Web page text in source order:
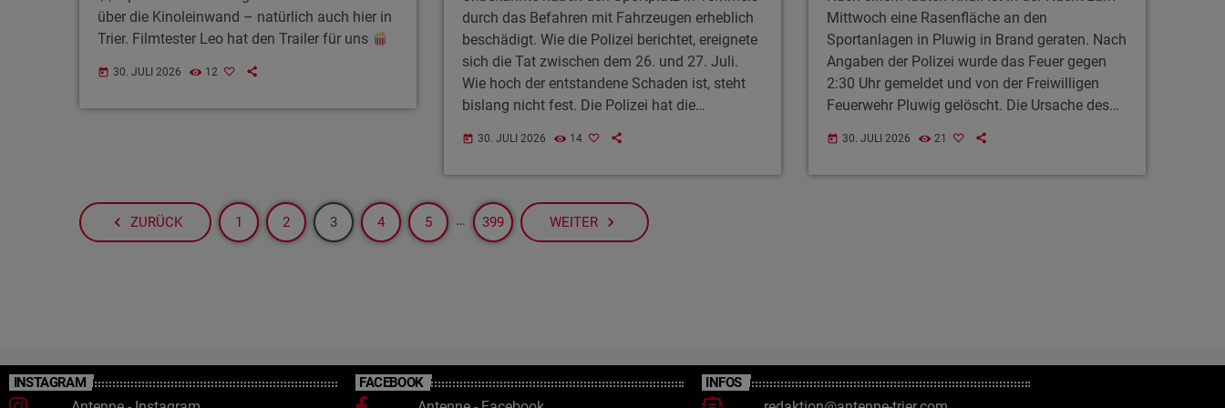
über die Kinoleinwand – natürlich auch hier in
Trier. Filmtester Leo hat den Trailer für uns
today 30. JULI 2026 12
durch das Befahren mit Fahrzeugen erheblich
beschädigt. Wie die Polizei berichtet, ereignete
sich die Tat zwischen dem 26. und 27. Juli.
Wie hoch der entstandene Schaden ist, steht
bislang nicht fest. Die Polizei hat die
gebeten sich zu melden.
today 30. JULI 2026 14
Mittwoch eine Rasenfläche an den
Sportanlagen in Pluwig in Brand geraten. Nach
Angaben der Polizei wurde das Feuer gegen
2:30 Uhr gemeldet und von der Freiwilligen
Feuerwehr Pluwig gelöscht. Die Ursache des
Zeugen mit Hinweisen um Mithilfe bei den
Ermittlungen. Wegen der anhaltenden
today 30. JULI 2026 21
navigate_before ZURÜCK 1 2 3 4 5 … 399 WEITER navigate_next
INSTAGRAM FACEBOOK INFOS